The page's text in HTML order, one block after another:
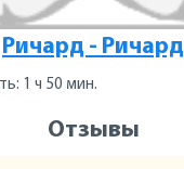
Ричард - Ричард
1 ч 50 мин.
Отзывы